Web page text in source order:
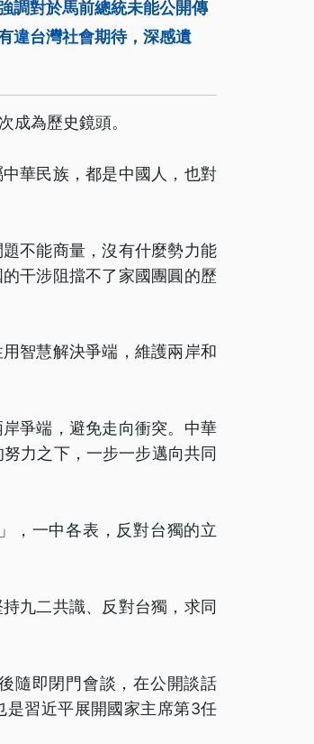
調對於馬前總統未能公開傳
違台灣社會期待，深感遺
成為歷史鏡頭。
華民族，都是中國人，也對
不能商量，沒有什麼勢力能
干涉阻擋不了家國團圓的歷
智慧解決爭端，維護兩岸和
爭端，避免走向衝突。中華
力之下，一步一步邁向共同
，一中各表，反對台獨的立
九二共識、反對台獨，求同
隨即閉門會談，在公開談話
是習近平展開國家主席第3任